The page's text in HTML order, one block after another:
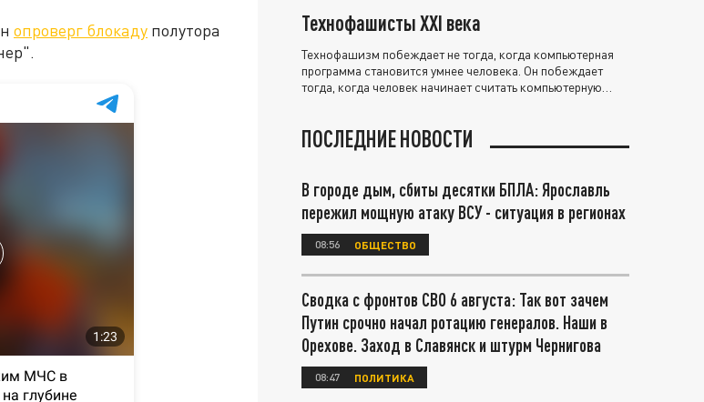
опроверг блокаду полутора
Технофашисты XXI века
Технофашизм побеждает не тогда, когда компьютерная
программа становится умнее человека. Он побеждает
тогда, когда человек начинает считать компьютерную
ПОСЛЕДНИЕ НОВОСТИ
В городе дым, сбиты десятки БПЛА: Ярославль
пережил мощную атаку ВСУ - ситуация в регионах
08:56 ОБЩЕСТВО
Сводка с фронтов СВО 6 августа: Так вот зачем
Путин срочно начал ротацию генералов. Наши в
Орехове. Заход в Славянск и штурм Чернигова
08:47 ПОЛИТИКА